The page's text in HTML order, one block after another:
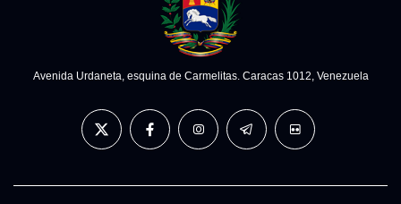
Avenida Urdaneta, esquina de Carmelitas. Caracas 1012, Venezuela